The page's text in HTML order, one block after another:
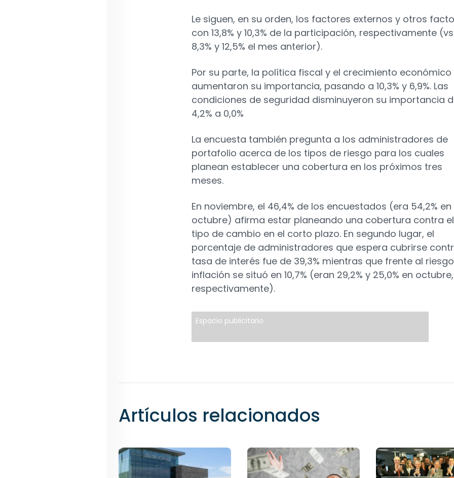
Le siguen, en su orden, los factores externos y otros
con 13,8% y 10,3% de la participación, respectivamente
8,3% y 12,5% el mes anterior).
Por su parte, la política fiscal y el crecimiento económico
aumentaron su importancia, pasando a 10,3% y 6,9%. Las
condiciones de seguridad disminuyeron su importancia
4,2% a 0,0%
La encuesta también pregunta a los administradores de
portafolio acerca de los tipos de riesgo para los cuales
planean establecer una cobertura en los próximos tres
meses.
En noviembre, el 46,4% de los encuestados (era 54,2% en
octubre) afirma estar planeando una cobertura contra el
tipo de cambio en el corto plazo. En segundo lugar, el
porcentaje de administradores que espera cubrirse
tasa de interés fue de 39,3% mientras que frente al
inflación se situó en 10,7% (eran 29,2% y 25,0% en octubre,
respectivamente).
Espacio publicitario
Artículos relacionados